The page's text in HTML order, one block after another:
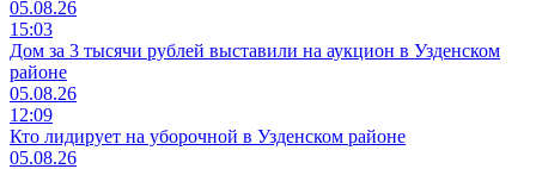
05.08.26
15:03
Дом за 3 тысячи рублей выставили на аукцион в Узденском
районе
05.08.26
12:09
Кто лидирует на уборочной в Узденском районе
05.08.26